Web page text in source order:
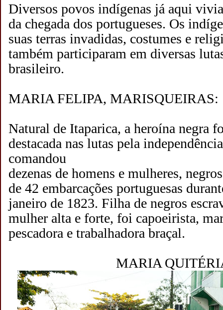
Diversos povos indígenas já aqui
da chegada dos portugueses. Os
suas terras invadidas, costumes e
também participaram em diversas
brasileiro.
MARIA FELIPA, MARISQUEIRAS:
Natural de Itaparica, a heroína negra
destacada nas lutas pela
comandou
dezenas de homens e mulheres,
de 42 embarcações portuguesas
janeiro de 1823. Filha de negros
mulher alta e forte, foi capoeirista,
pescadora e trabalhadora braçal.
MARIA